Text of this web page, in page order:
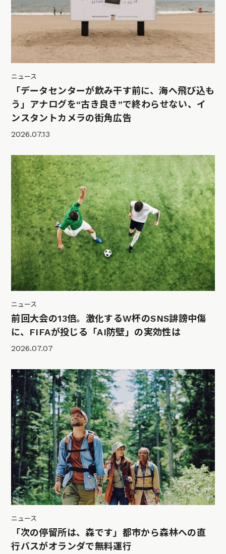
ニュース
「データセンターが飲み干す前に、海へ飛び込も
う」アナログを“古き良き”で終わらせない、イ
ンスタントカメラの街角広告
2026.07.13
ニュース
前回大会の13倍。激化するW杯のSNS誹謗中傷
に、FIFAが投じる「AI防壁」の実効性は
2026.07.07
ニュース
「次の停留所は、森です」都市から森林への直
行バスがオランダで無料運行